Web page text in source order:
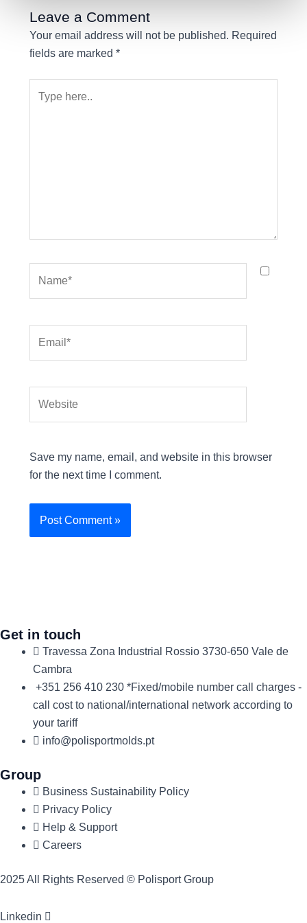
Leave a Comment
Your email address will not be published. Required
fields are marked *
here..
Save my name, email, and website in this browser
for the next time I comment.
Get in touch
Travessa Zona Industrial Rossio 3730-650 Vale de
Cambra​
+351 256 410 230 *Fixed/mobile number call charges -
call cost to national/international network according to
your tariff
info@polisportmolds.pt
Group
Business Sustainability Policy
Privacy Policy
Help & Support
Careers
2025 All Rights Reserved © Polisport Group
Linkedin